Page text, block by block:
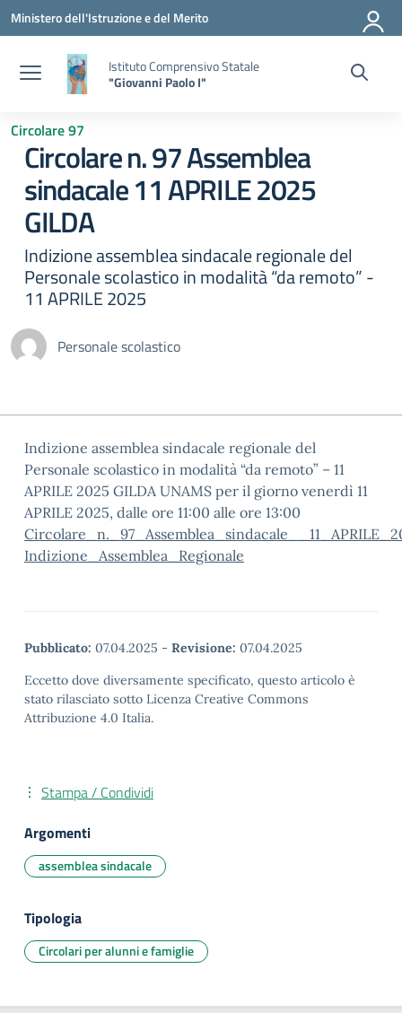
Vai ai contenuti
Vai al menu di navigazione
Vai al footer
Ministero dell'Istruzione e del Merito
Istituto Comprensivo Statale
"Giovanni Paolo I"
Circolare 97
Circolare n. 97 Assemblea
sindacale 11 APRILE 2025
GILDA
Indizione assemblea sindacale regionale del
Personale scolastico in modalità “da remoto” -
11 APRILE 2025
Personale scolastico
Indizione assemblea sindacale regionale del
Personale scolastico in modalità “da remoto” – 11
APRILE 2025 GILDA UNAMS per il giorno venerdì 11
APRILE 2025, dalle ore 11:00 alle ore 13:00
Indizione_Assemblea_Regionale
Pubblicato: 07.04.2025 - Revisione: 07.04.2025
Eccetto dove diversamente specificato, questo articolo è
stato rilasciato sotto Licenza Creative Commons
Attribuzione 4.0 Italia.
Stampa / Condividi
Argomenti
assemblea sindacale
Tipologia
Circolari per alunni e famiglie